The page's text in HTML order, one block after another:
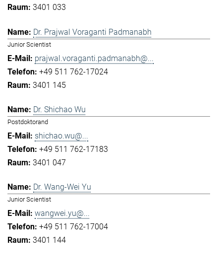
3401 033
Dr. Prajwal Voraganti Padmanabh
Junior Scientist
prajwal.voraganti.padmanabh@...
+49 511 762-17024
3401 145
Dr. Shichao Wu
Postdoktorand
shichao.wu@...
+49 511 762-17183
3401 047
Dr. Wang-Wei Yu
Junior Scientist
wangwei.yu@...
+49 511 762-17004
3401 144